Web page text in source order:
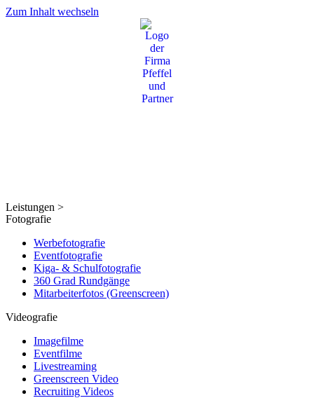
Zum Inhalt wechseln
Leistungen >
Fotografie
Werbefotografie
Eventfotografie
Kiga- & Schulfotografie
360 Grad Rundgänge
Mitarbeiterfotos (Greenscreen)
Videografie
Imagefilme
Eventfilme
Livestreaming
Greenscreen Video
Recruiting Videos